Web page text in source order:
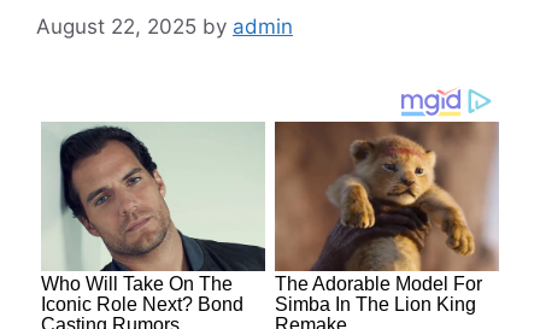
August 22, 2025 by admin